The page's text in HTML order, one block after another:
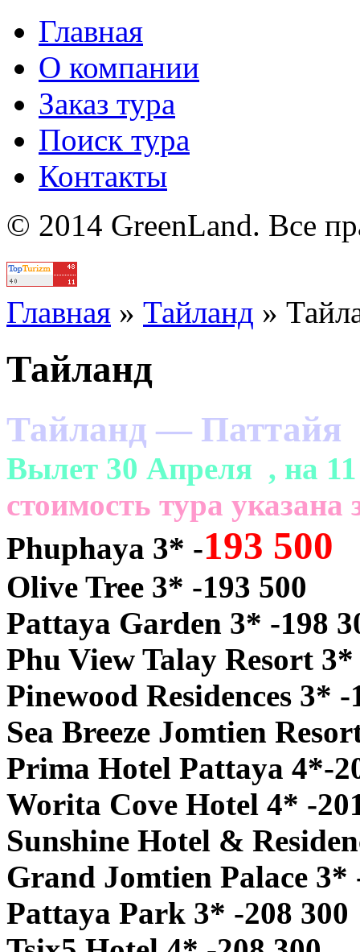
Главная
О компании
Заказ тура
Поиск тура
Контакты
© 2014 GreenLand. Все
Главная » Тайланд »
Тайланд
Тайланд — Паттайя
Вылет 30 Апреля , на 11
cтоимость тура указана
Phuphaya 3* -193 500
Olive Tree 3* -193 500
Pattaya Garden 3* -198
Phu View Talay Resort 3*
Pinewood Residences 3* -
Sea Breeze Jomtien
Prima Hotel Pattaya 4*-
Worita Cove Hotel 4* -
Sunshine Hotel &
Grand Jomtien Palace 3*
Pattaya Park 3* -208 300